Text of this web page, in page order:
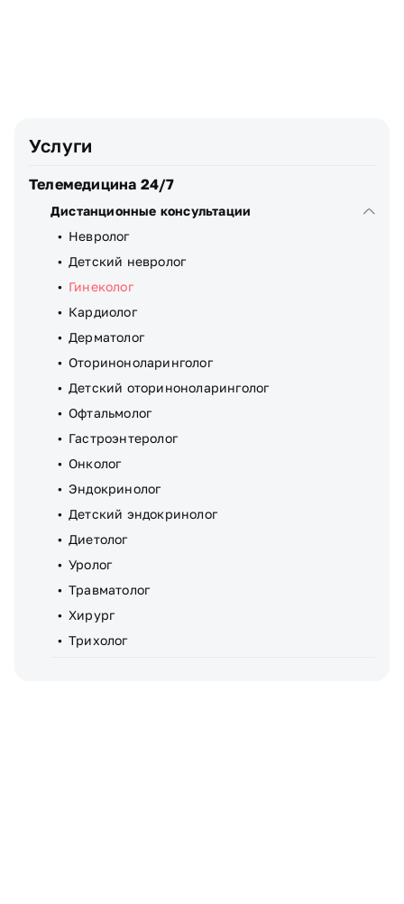
Услуги
Телемедицина 24/7
Дистанционные консультации
Невролог
Детский невролог
Гинеколог
Кардиолог
Дерматолог
Оториноноларинголог
Детский оториноноларинголог
Офтальмолог
Гастроэнтеролог
Онколог
Эндокринолог
Детский эндокринолог
Диетолог
Уролог
Травматолог
Хирург
Трихолог